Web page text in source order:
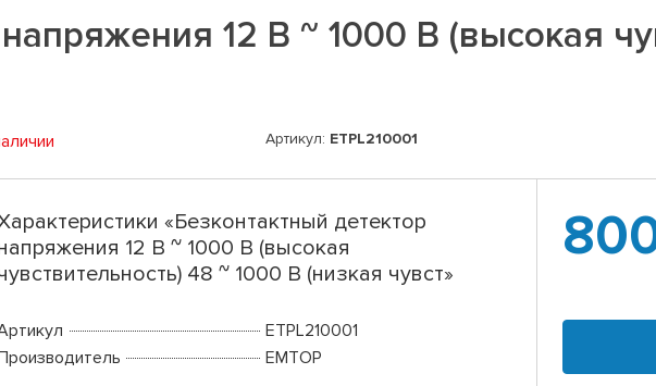
12 В ~ 1000 В (высокая
Артикул: ETPL210001
«Безконтактный детектор
12 В ~ 1000 В (высокая
48 ~ 1000 В (низкая чувст»
ETPL210001
EMTOP